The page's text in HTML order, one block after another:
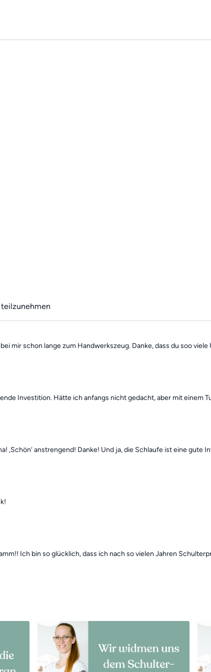
mir schon lange zum Handwerkszeug. Danke, dass du soo
Investition. Hätte ich anfangs nicht gedacht, aber mit einem
‚Schön‘ anstrengend! Danke! Und ja, die Schlaufe ist eine
Ich bin so glücklich, dass ich nach so vielen Jahren